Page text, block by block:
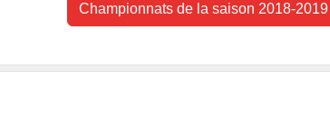
Championnats de la saison 2018-2019